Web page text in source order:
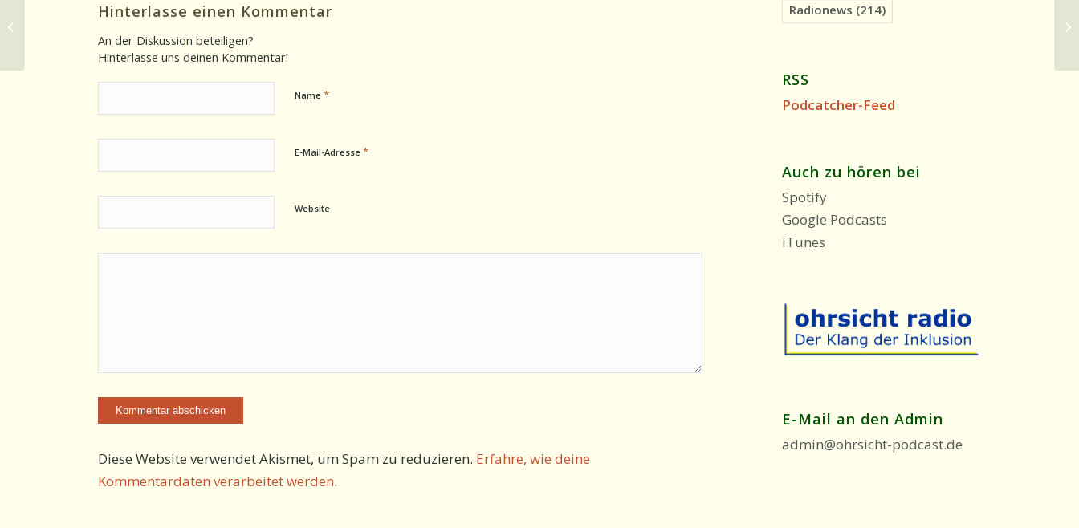
Hinterlasse einen Kommentar
An der Diskussion beteiligen?
Hinterlasse uns deinen Kommentar!
Name *
E-Mail-Adresse *
Website
Diese Website verwendet Akismet, um Spam zu reduzieren. Erfahre, wie deine
Kommentardaten verarbeitet werden.
Radionews (214)
RSS
Podcatcher-Feed
Auch zu hören bei
Spotify
Google Podcasts
iTunes
E-Mail an den Admin
admin@ohrsicht-podcast.de
Ohrsichten 15.01.2026: Haus of Jazz